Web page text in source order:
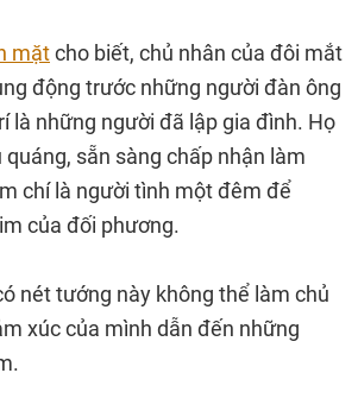
mặtcho biết, chủ nhân của đôi mắt
động trước những người đàn ông
là những người đã lập gia đình. Họ
sẵn sàng chấp nhận làm
chí là người tình một đêm để
của đối phương.
nét tướng này không thể làm chủ
xúc của mình dẫn đến những